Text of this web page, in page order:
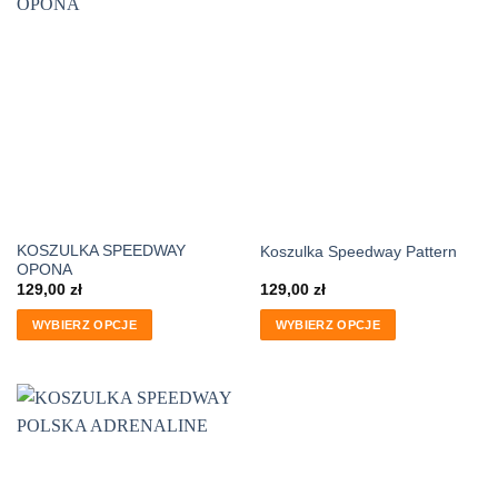
KOSZULKA SPEEDWAY
OPONA
129,00 zł
WYBIERZ OPCJE
Koszulka Speedway Pattern
129,00 zł
WYBIERZ OPCJE